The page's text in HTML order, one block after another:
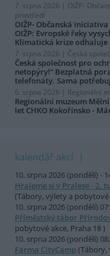
7. srpna 2026 | OIŽP-
prostředí
OIŽP- Občanská
OIŽP: Evropské řeky
Klimatická krize
7. srpna 2026 | Česká
Česká společnost pro
netopýry!“ Bezplatná
telefonáty. Sama
6. srpna 2026 | Regionální
Regionální muzeum
let CHKO Kokořínsko -
kalendář akcí
10. srpna 2026 (pondělí) -
Hrajeme si v Pralese - 2.
(Tábory, výlety a pobytové
10. srpna 2026 (pondělí)
Příměstský tábor
pobytové akce, Praha 18 )
10. srpna 2026 (pondělí)
Farma CityCamp (Tábory,